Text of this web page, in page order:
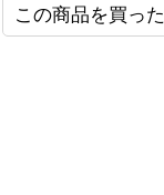
この商品を買っ